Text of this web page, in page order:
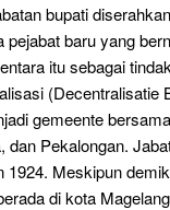
bupati
pejabat baru yang
itu sebagai
(Decentralisatie
gemeente
dan Pekalongan.
1924. Meskipun
di kota